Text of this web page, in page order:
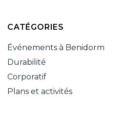
CATÉGORIES
Événements à Benidorm
Durabilité
Corporatif
Plans et activités